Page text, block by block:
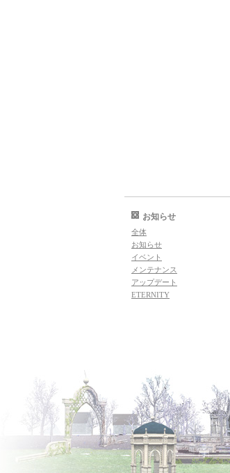
お知らせ
全体
お知らせ
イベント
メンテナンス
アップデート
ETERNITY